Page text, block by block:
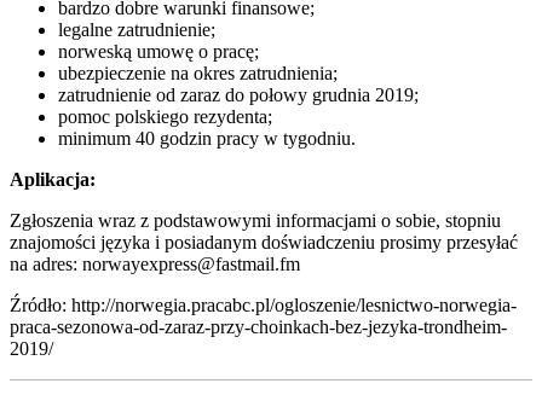
bardzo dobre warunki finansowe;
legalne zatrudnienie;
norweską umowę o pracę;
ubezpieczenie na okres zatrudnienia;
zatrudnienie od zaraz do połowy grudnia 2019;
pomoc polskiego rezydenta;
minimum 40 godzin pracy w tygodniu.
Aplikacja:
Zgłoszenia wraz z podstawowymi informacjami o sobie, stopniu
znajomości języka i posiadanym doświadczeniu prosimy przesyłać
na adres: norwayexpress@fastmail.fm
Źródło: http://norwegia.pracabc.pl/ogloszenie/lesnictwo-norwegia-
praca-sezonowa-od-zaraz-przy-choinkach-bez-jezyka-trondheim-
2019/